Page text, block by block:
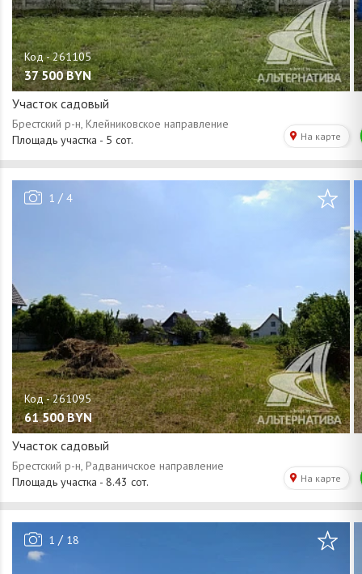
37 500 BYN
Участок садовый
1 / 4
61 500 BYN
Участок садовый
1 / 18